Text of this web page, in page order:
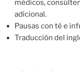
médicos,
adicional.
Pausas con té e
Traducción del